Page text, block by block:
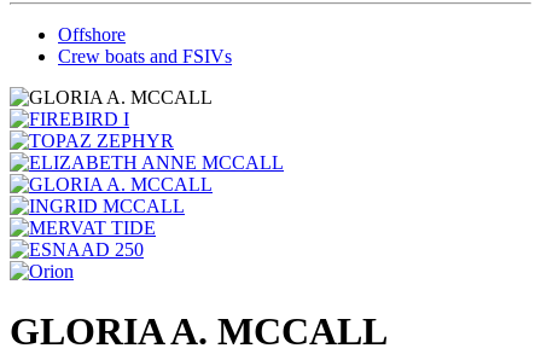
Offshore
Crew boats and FSIVs
GLORIA A. MCCALL